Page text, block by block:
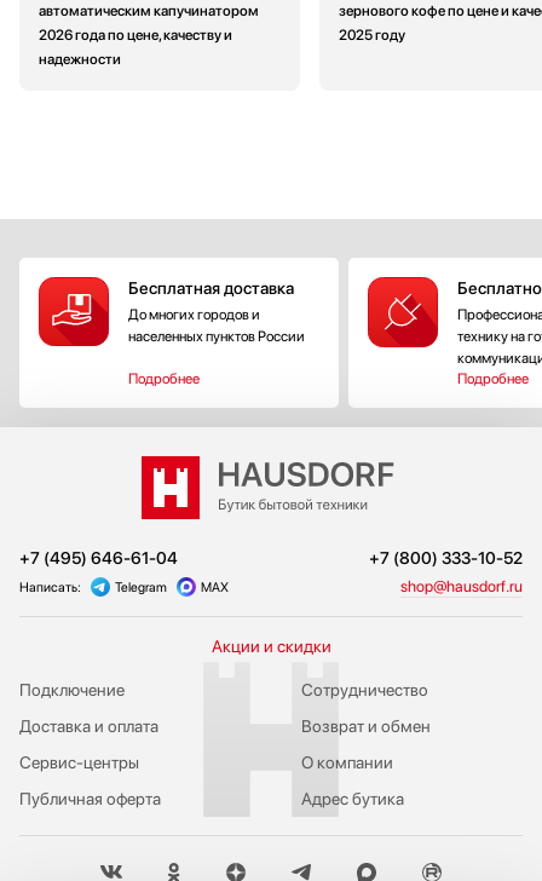
автоматическим капучинатором
2026 года по цене, качеству и
надежности
зернового кофе по цене и
2025 году
Бесплатная доставка
До многих городов и
населенных пунктов России
Подробнее
технику на
Подробнее
+7 (495) 646-61-04 +7 (800) 333-10-52
Написать: Telegram MAX shop@hausdorf.ru
Акции и скидки
Подключение
Публичная оферта
Сервис-центры
Доставка и оплата
Сотрудничество
Возврат и обмен
О компании
Адрес бутика